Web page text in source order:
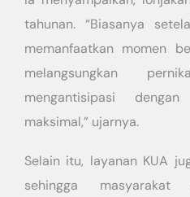
tahunan. “Biasanya
memanfaatkan momen
melangsungkan
mengantisipasi
maksimal,” ujarnya.
Selain itu, layanan KUA
sehingga masyarakat